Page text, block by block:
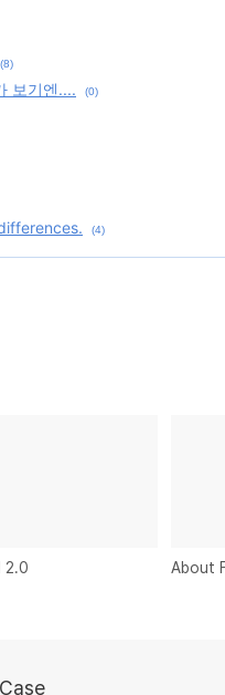
(8)
보기엔.... (0)
(4)
2.0 About